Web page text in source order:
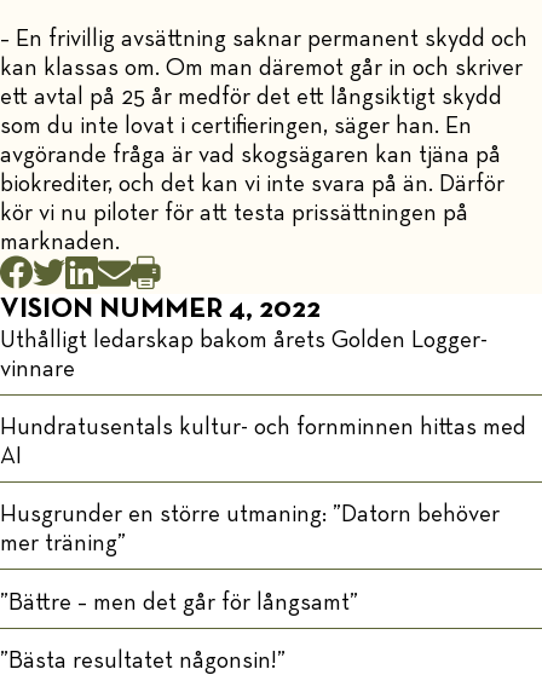
– En frivillig avsättning saknar permanent skydd och
kan klassas om. Om man däremot går in och skriver
ett avtal på 25 år medför det ett långsiktigt skydd
som du inte lovat i certifieringen, säger han. En
avgörande fråga är vad skogsägaren kan tjäna på
biokrediter, och det kan vi inte svara på än. Därför
kör vi nu piloter för att testa prissättningen på
marknaden.
VISION NUMMER 4, 2022
Uthålligt ledarskap bakom årets Golden Logger-
vinnare
Hundratusentals kultur- och fornminnen hittas med
AI
Husgrunder en större utmaning: ”Datorn behöver
mer träning”
”Bättre – men det går för långsamt”
”Bästa resultatet någonsin!”